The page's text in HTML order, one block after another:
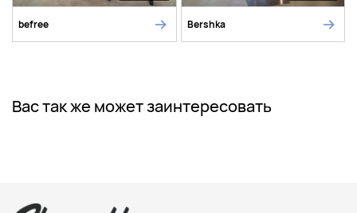
befree Bershka
Вас так же может заинтересовать